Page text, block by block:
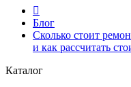
Блог
Сколько стоит
и как рассчитать
Каталог